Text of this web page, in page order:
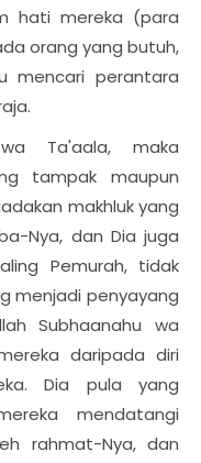
hati mereka (para
orang yang butuh,
mencari perantara
Ta'aala, maka
tampak maupun
makhluk yang
Nya, dan Dia juga
Pemurah, tidak
menjadi penyayang
Subhaanahu wa
daripada diri
Dia pula yang
mendatangi
rahmat-Nya, dan